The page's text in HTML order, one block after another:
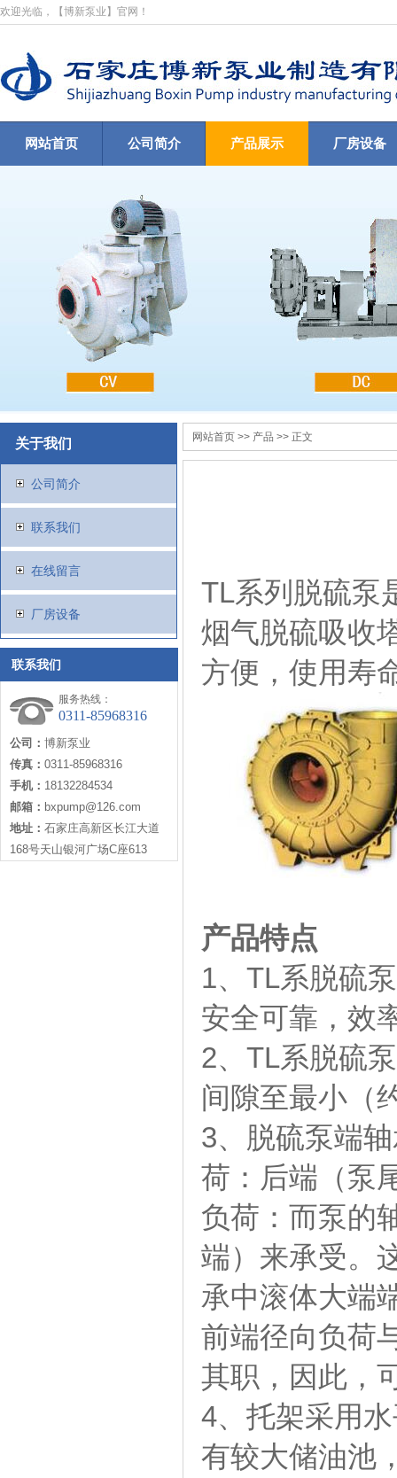
欢迎光临，【博新泵业】官网！
网站首页 公司简介 产品展示 厂房设备
关于我们
公司简介
联系我们
在线留言
厂房设备
联系我们
服务热线：
0311-85968316
公司： 博新泵业
传真： 0311-85968316
手机： 18132284534
邮箱： bxpump@126.com
地址： 石家庄高新区长江大道
168号天山银河广场C座613
网站首页 >> 产品 >> 正文
TL系列脱硫泵
烟气脱硫吸收
方便，使用寿
产品特点
1、TL系脱硫
安全可靠，效
2、TL系脱硫
间隙至最小（
3、脱硫泵端
荷：后端（泵
负荷：而泵的
端）来承受。
承中滚体大端
前端径向负荷
其职，因此，
4、托架采用
有较大储油池